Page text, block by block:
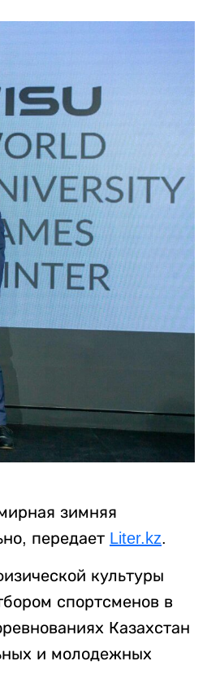
зимняя
передает Liter.kz.
культуры
спортсменов в
Казахстан
и молодежных